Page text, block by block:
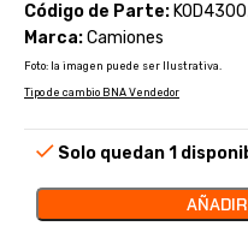
Código de Parte:
Marca:Camiones
Foto: la imagen puede ser Ilustrativa.
Tipo de cambio BNA Vendedor
Solo quedan 1